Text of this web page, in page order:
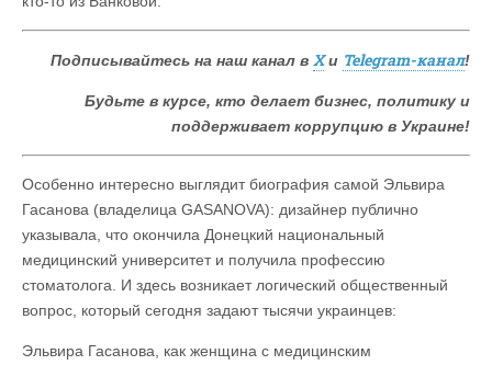
Подписывайтесь на наш канал в Xи Telegram-канал!
Будьте в курсе, кто делает бизнес, политику и
поддерживает коррупцию в Украине!
Особенно интересно выглядит биография самой Эльвира
Гасанова (владелица GASANOVA): дизайнер публично
указывала, что окончила Донецкий национальный
медицинский университет и получила профессию
стоматолога. И здесь возникает логический общественный
вопрос, который сегодня задают тысячи украинцев:
Эльвира Гасанова, как женщина с медицинским